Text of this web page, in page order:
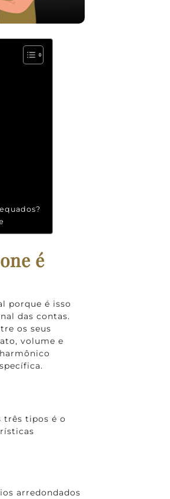
é
porque é isso
das contas.
os seus
volume e
três tipos é o
arredondados